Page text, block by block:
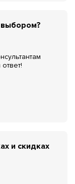
выбором?
и скидках